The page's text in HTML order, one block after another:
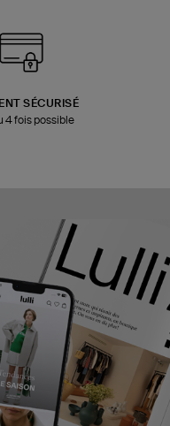
SÉCURISÉ
4 fois possible